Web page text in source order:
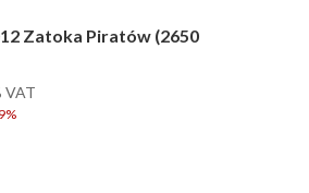
Zatoka Piratów (2650
VAT